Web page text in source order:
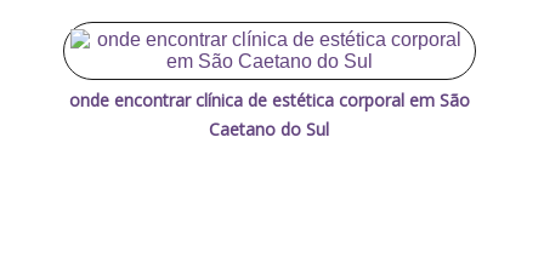
onde encontrar clínica de estética corporal em São
Caetano do Sul